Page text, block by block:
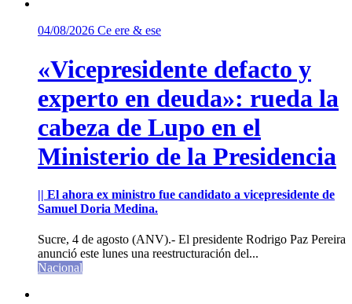
04/08/2026 Ce ere & ese
«Vicepresidente defacto y
experto en deuda»: rueda la
cabeza de Lupo en el
Ministerio de la Presidencia
|| El ahora ex ministro fue candidato a vicepresidente de
Samuel Doria Medina.
Sucre, 4 de agosto (ANV).- El presidente Rodrigo Paz Pereira
anunció este lunes una reestructuración del...
Nacional